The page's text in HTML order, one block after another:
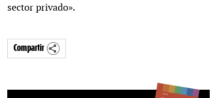
sector privado».
Compartir